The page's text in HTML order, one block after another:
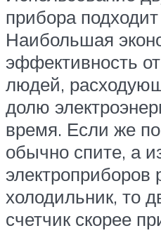
прибора
Наибольшая
эффективность
людей,
долю
время. Если же
обычно спите, а
электроприборов
холодильник, то
счетчик скорее